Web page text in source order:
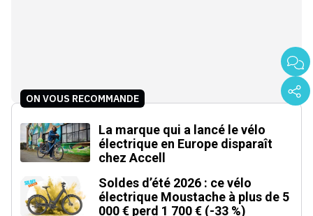
ON VOUS RECOMMANDE
La marque qui a lancé le vélo
électrique en Europe disparaît
chez Accell
Soldes d’été 2026 : ce vélo
électrique Moustache à plus de 5
000 € perd 1 700 € (-33 %)